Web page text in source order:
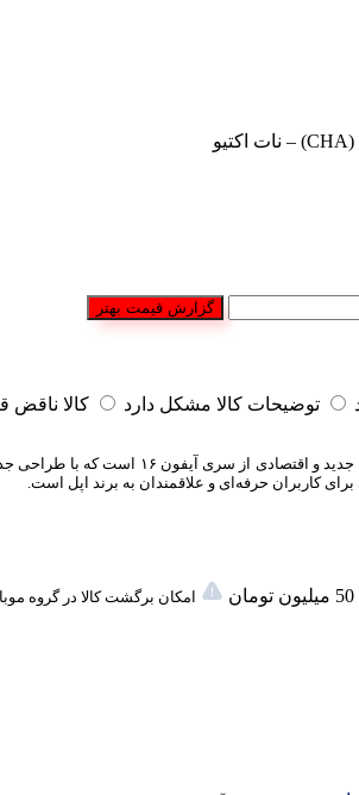
گزارش قیمت بهتر
توضیحات کالا مشکل دارد کالا ناقض
نسخه‌ای جدید و اقتصادی
امکان برگشت کالا در گروه